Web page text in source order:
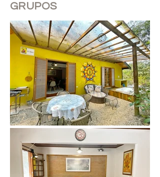
GRUPOS